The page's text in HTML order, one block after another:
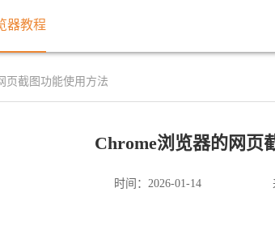
器教程
页截图功能使用方法
Chrome浏览器的网页
时间：2026-01-14